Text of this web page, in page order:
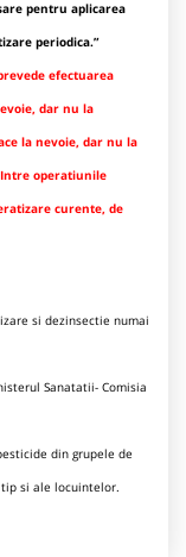
pentru aplicarea
periodica.”
efectuarea
dar nu la
la nevoie, dar nu la
operatiunile
curente, de
si dezinsectie numai
Sanatatii- Comisia
din grupele de
si ale locuintelor.